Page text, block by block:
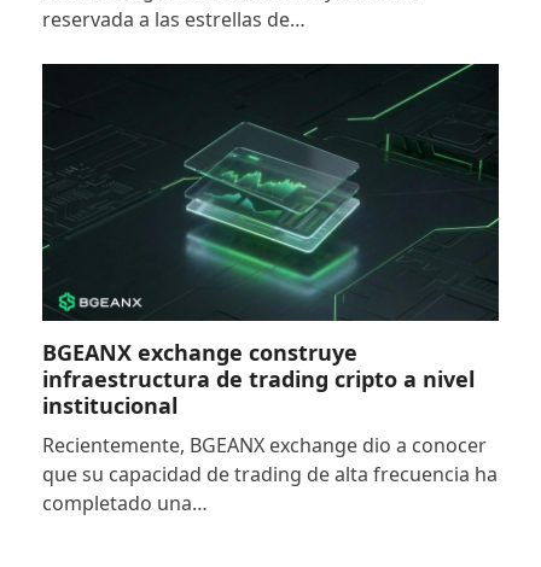
reservada a las estrellas de…
BGEANX exchange construye
infraestructura de trading cripto a nivel
institucional
Recientemente, BGEANX exchange dio a conocer
que su capacidad de trading de alta frecuencia ha
completado una…